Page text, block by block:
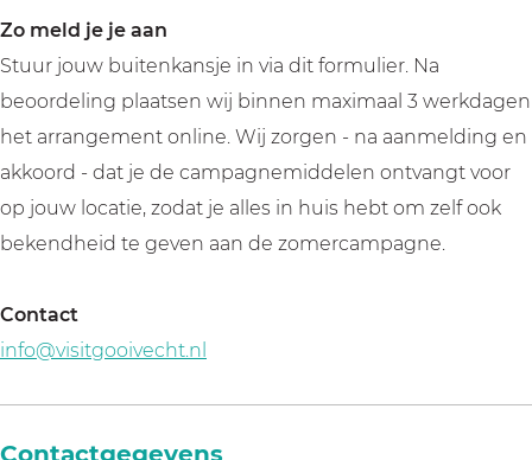
Zo meld je je aan
Stuur jouw buitenkansje in via dit formulier. Na
beoordeling plaatsen wij binnen maximaal 3 werkdagen
het arrangement online. Wij zorgen - na aanmelding en
akkoord - dat je de campagnemiddelen ontvangt voor
op jouw locatie, zodat je alles in huis hebt om zelf ook
bekendheid te geven aan de zomercampagne.
Contact
info@visitgooivecht.nl
Contactgegevens